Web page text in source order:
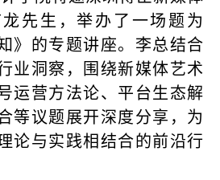
先生，举办了一场题为
》的专题讲座。李总结合
业洞察，围绕新媒体艺术
运营方法论、平台生态解
等议题展开深度分享，为
论与实践相结合的前沿行